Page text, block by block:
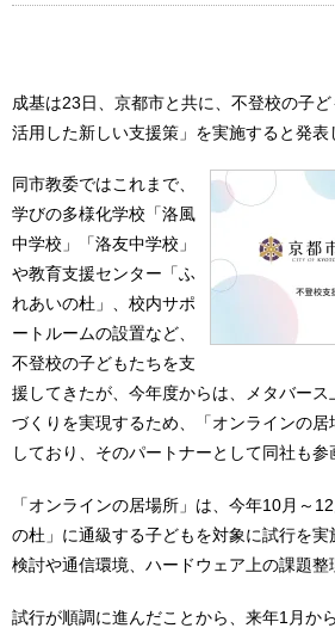
成基は23日、京都市と共に、不登校の子
活用した新しい支援策」を実施すると発表
同市教委ではこれまで、
学びの多様化学校「洛風
中学校」「洛友中学校」
や教育支援センター「ふ
れあいの杜」、校内サポ
ートルームの設置など、
不登校の子どもたちを支
援してきたが、今年度からは、メタバー
づくりを実現するため、「オンラインの
しており、そのパートナーとして同社も参
「オンラインの居場所」は、今年10月～
の杜」に通級する子どもを対象に試行を
検討や通信環境、ハードウェア上の課題整
試行が順調に進んだことから、来年1月か